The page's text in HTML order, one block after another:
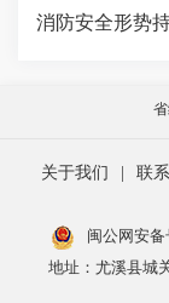
消防安全形势
关于我们 联
闽公网安备
地址：尤溪县城